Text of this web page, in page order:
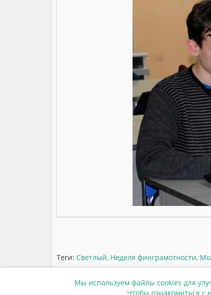
Теги: Светлый, Неделя финграмотности,
Мы используем файлы cookies для
Чтобы ознакомиться